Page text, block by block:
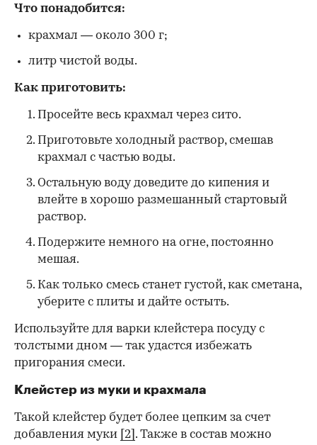
Что понадобится:
крахмал — около 300 г;
литр чистой воды.
Как приготовить:
Просейте весь крахмал через сито.
Приготовьте холодный раствор, смешав
крахмал с частью воды.
Остальную воду доведите до кипения и
влейте в хорошо размешанный стартовый
раствор.
Подержите немного на огне, постоянно
мешая.
Как только смесь станет густой, как сметана,
уберите с плиты и дайте остыть.
Используйте для варки клейстера посуду с
толстыми дном — так удастся избежать
пригорания смеси.
Клейстер из муки и крахмала
Такой клейстер будет более цепким за счет
добавления муки [2] . Также в состав можно